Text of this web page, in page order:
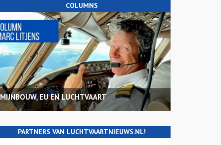
COLUMNS
MIJNBOUW, EU EN LUCHTVAART
PARTNERS VAN LUCHTVAARTNIEUWS.NL!